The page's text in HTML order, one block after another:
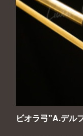
ビオラ弓"A.デル